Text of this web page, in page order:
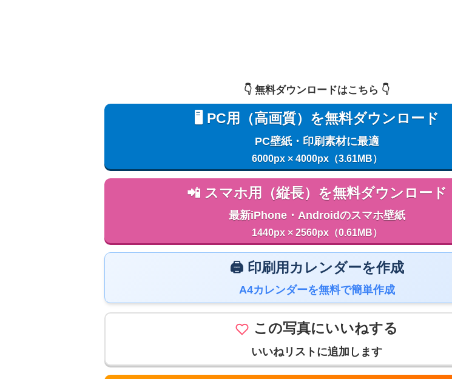
👇️ 無料ダウンロードはこちら 👇️
🖥️ PC用（高画質）を無料ダウンロード
PC壁紙・印刷素材に最適
6000px × 4000px（3.61MB）
📲 スマホ用（縦長）を無料ダウンロード
最新iPhone・Androidのスマホ壁紙
1440px × 2560px（0.61MB）
🖨️ 印刷用カレンダーを作成
A4カレンダーを無料で簡単作成
この写真にいいねする
いいねリストに追加します